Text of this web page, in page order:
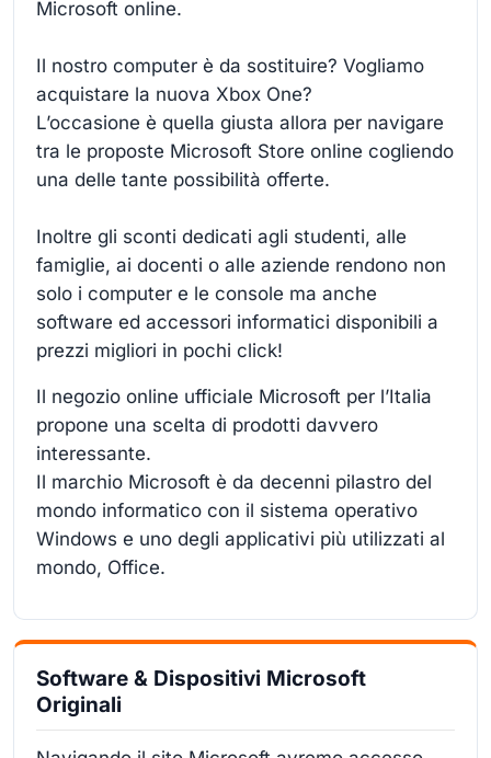
Microsoft online.
Il nostro computer è da sostituire? Vogliamo
acquistare la nuova Xbox One?
L’occasione è quella giusta allora per navigare
tra le proposte Microsoft Store online cogliendo
una delle tante possibilità offerte.
Inoltre gli sconti dedicati agli studenti, alle
famiglie, ai docenti o alle aziende rendono non
solo i computer e le console ma anche
software ed accessori informatici disponibili a
prezzi migliori in pochi click!
Il negozio online ufficiale Microsoft per l’Italia
propone una scelta di prodotti davvero
interessante.
Il marchio Microsoft è da decenni pilastro del
mondo informatico con il sistema operativo
Windows e uno degli applicativi più utilizzati al
mondo, Office.
Software & Dispositivi Microsoft
Originali